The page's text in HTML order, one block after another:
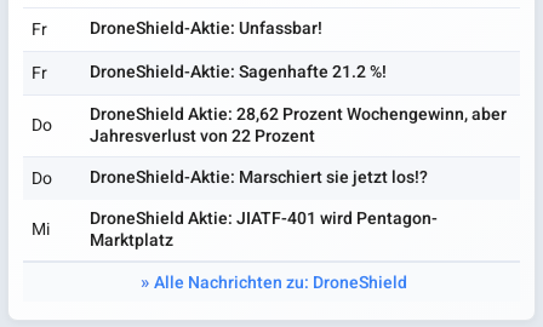
Fr
DroneShield-Aktie: Unfassbar!
Fr
DroneShield-Aktie: Sagenhafte 21.2 %!
Do
DroneShield Aktie: 28,62 Prozent Wochengewinn, aber
Jahresverlust von 22 Prozent
Do
DroneShield-Aktie: Marschiert sie jetzt los!?
Mi
DroneShield Aktie: JIATF-401 wird Pentagon-
Marktplatz
Alle Nachrichten zu: DroneShield